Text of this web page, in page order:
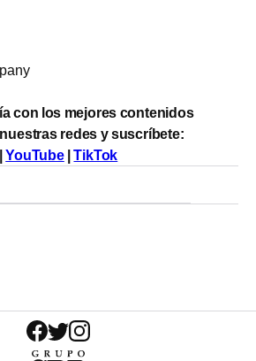
con los mejores contenidos
redes y suscríbete:
YouTube|TikTok